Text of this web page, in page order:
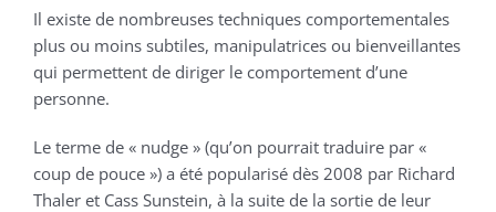
Il existe de nombreuses techniques comportementales
plus ou moins subtiles, manipulatrices ou bienveillantes
qui permettent de diriger le comportement d’une
personne.
Le terme de « nudge » (qu’on pourrait traduire par «
coup de pouce ») a été popularisé dès 2008 par Richard
Thaler et Cass Sunstein, à la suite de la sortie de leur